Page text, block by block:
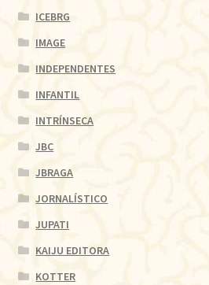
ICEBRG
IMAGE
INDEPENDENTES
INFANTIL
INTRÍNSECA
JBC
JBRAGA
JORNALÍSTICO
JUPATI
KAIJU EDITORA
KOTTER